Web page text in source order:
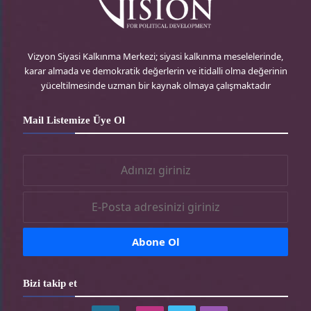
akademisyen ve siyasetçiyle araştırmanın
bulgularını tartışmak üzere düzenlenecek bir
konferansla tamamlanacak.
r
s
g
a
-
e
-
r
k
t
Vizyon Siyasi Kalkınma Merkezi; siyasi kalkınma meselelerinde,
karar almada ve demokratik değerlerin ve itidalli olma değerinin
yüceltilmesinde uzman bir kaynak olmaya çalışmaktadır
Mail Listemize Üye Ol
Bizi takip et